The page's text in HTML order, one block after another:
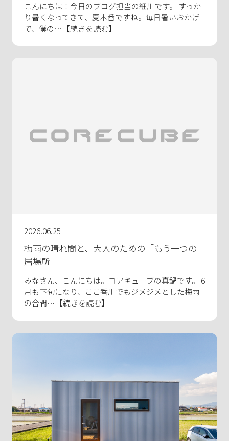
こんにちは！今日のブログ担当の細川です。 すっか
り暑くなってきて、夏本番ですね。毎日暑いおかげ
で、僕の…【続きを読む】
2026.06.25
梅雨の晴れ間と、大人のための「もう一つの
居場所」
みなさん、こんにちは。コアキューブの真鍋です。 6
月も下旬になり、ここ香川でもジメジメとした梅雨
の合間…【続きを読む】